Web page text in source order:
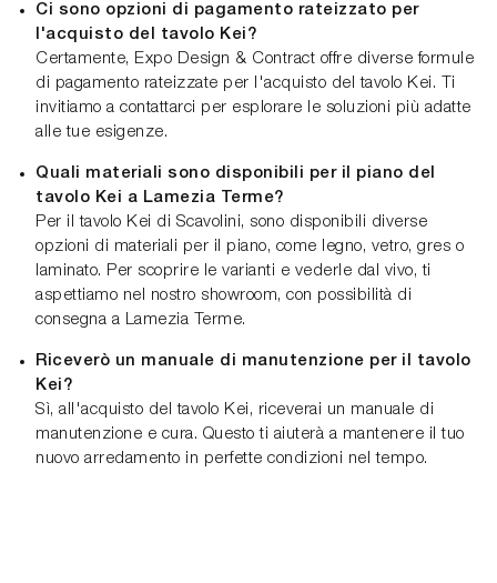
Ci sono opzioni di pagamento rateizzato per
l'acquisto del tavolo Kei?
Certamente, Expo Design & Contract offre diverse formule
di pagamento rateizzate per l'acquisto del tavolo Kei. Ti
invitiamo a contattarci per esplorare le soluzioni più adatte
alle tue esigenze.
Quali materiali sono disponibili per il piano del
tavolo Kei a Lamezia Terme?
Per il tavolo Kei di Scavolini, sono disponibili diverse
opzioni di materiali per il piano, come legno, vetro, gres o
laminato. Per scoprire le varianti e vederle dal vivo, ti
aspettiamo nel nostro showroom, con possibilità di
consegna a Lamezia Terme.
Riceverò un manuale di manutenzione per il tavolo
Kei?
Sì, all'acquisto del tavolo Kei, riceverai un manuale di
manutenzione e cura. Questo ti aiuterà a mantenere il tuo
nuovo arredamento in perfette condizioni nel tempo.